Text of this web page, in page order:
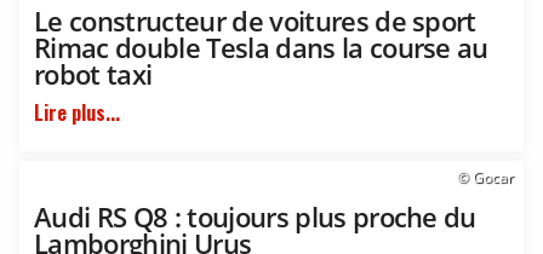
Le constructeur de voitures de sport
Rimac double Tesla dans la course au
robot taxi
Lire plus...
© Gocar
Audi RS Q8 : toujours plus proche du
Lamborghini Urus